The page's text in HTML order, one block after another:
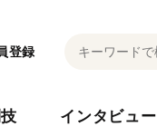
登録
インタビュー